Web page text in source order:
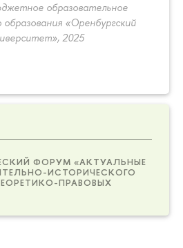
образовательное
«Оренбургский
2025
ФОРУМ «АКТУАЛЬНЫЕ
ИСТОРИЧЕСКОГО
ПРАВОВЫХ